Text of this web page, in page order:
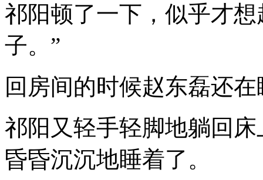
祁阳顿了一下，似乎才
子。”
回房间的时候赵东磊还
祁阳又轻手轻脚地躺回
昏昏沉沉地睡着了。